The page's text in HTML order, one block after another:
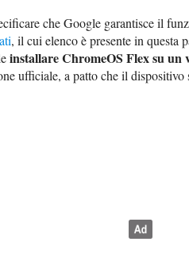
che Google garantisce il
, il cui elenco è presente in questa
installare ChromeOS Flex su un
ufficiale, a patto che il dispositivo